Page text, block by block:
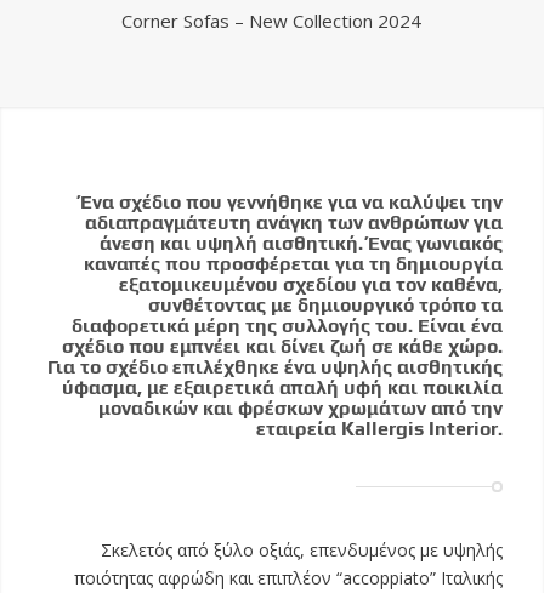
Corner Sofas – New Collection 2024
Ένα σχέδιο που γεννήθηκε για να καλύψει την
αδιαπραγμάτευτη ανάγκη των ανθρώπων για
άνεση και υψηλή αισθητική. Ένας γωνιακός
καναπές που προσφέρεται για τη δημιουργία
εξατομικευμένου σχεδίου για τον καθένα,
συνθέτοντας με δημιουργικό τρόπο τα
διαφορετικά μέρη της συλλογής του. Είναι ένα
σχέδιο που εμπνέει και δίνει ζωή σε κάθε χώρο.
Για το σχέδιο επιλέχθηκε ένα υψηλής αισθητικής
ύφασμα, με εξαιρετικά απαλή υφή και ποικιλία
μοναδικών και φρέσκων χρωμάτων από την
εταιρεία Kallergis Interior.
Σκελετός από ξύλο οξιάς, επενδυμένος με υψηλής
ποιότητας αφρώδη και επιπλέον “accoppiato” Ιταλικής